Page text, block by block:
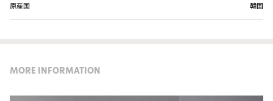
原産国 韓国
MORE INFORMATION